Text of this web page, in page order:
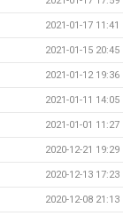
2021-01-17 11:41
2021-01-15 20:45
2021-01-12 19:36
2021-01-11 14:05
2021-01-01 11:27
2020-12-21 19:29
2020-12-13 17:23
2020-12-08 21:13